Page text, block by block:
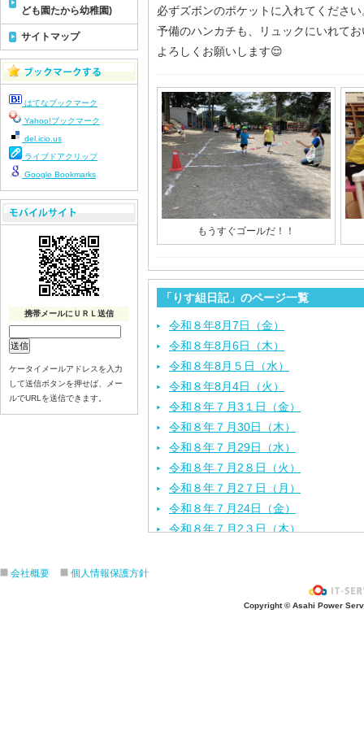
必ずズボンのポケットに入れてください
予備のハンカチも、リュックにいれて
よろしくお願いします😌
もうすぐゴールだ！！
「りす組日記」のページ一覧
令和８年8月7日（金）
令和８年8月6日（木）
令和８年8月５日（水）
令和８年8月4日（火）
令和８年７月3１日（金）
令和８年７月30日（木）
令和８年７月29日（水）
令和８年７月2８日（火）
令和８年７月2７日（月）
令和８年７月24日（金）
令和８年７月2３日（木）
令和８年７月１６日（木）
ども園たから幼稚園)
サイトマップ
はてなブックマーク
Yahoo!ブックマーク
del.icio.us
ライブドアクリップ
Google Bookmarks
携帯メールにＵＲＬ送信
ケータイメールアドレスを入力
して送信ボタンを押せば、メー
ルでURLを送信できます。
会社概要 個人情報保護方針
Copyright © Asahi Power